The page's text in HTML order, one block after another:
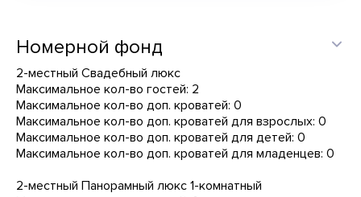
Номерной фонд
2-местный Свадебный люкс
Максимальное кол-во гостей: 2
Максимальное кол-во доп. кроватей: 0
Максимальное кол-во доп. кроватей для взрослых: 0
Максимальное кол-во доп. кроватей для детей: 0
Максимальное кол-во доп. кроватей для младенцев: 0
2-местный Панорамный люкс 1-комнатный